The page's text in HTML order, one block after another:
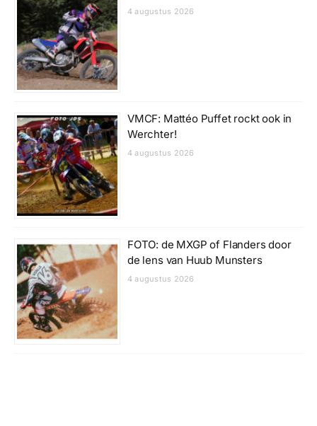
4 augustus 2026
VMCF: Mattéo Puffet rockt ook in
Werchter!
4 augustus 2026
FOTO: de MXGP of Flanders door
de lens van Huub Munsters
4 augustus 2026